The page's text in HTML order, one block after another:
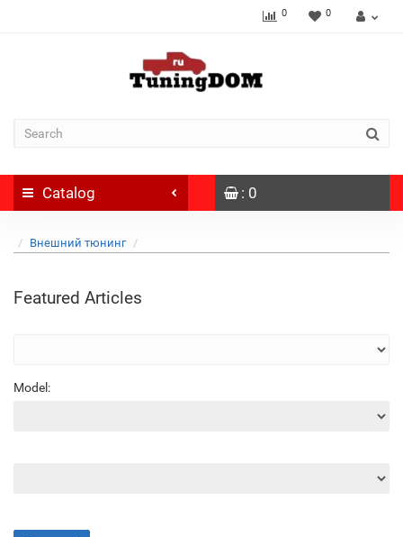
0 0
Catalog : 0
Внешний тюнинг
Featured Articles
Model: